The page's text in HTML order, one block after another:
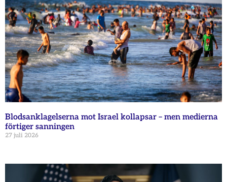
Blodsanklagelserna mot Israel kollapsar – men medierna
förtiger sanningen
27 juli 2026